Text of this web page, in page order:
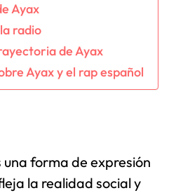
Ayax
radio
de Ayax
Ayax y el rap español
una forma de expresión
la realidad social y